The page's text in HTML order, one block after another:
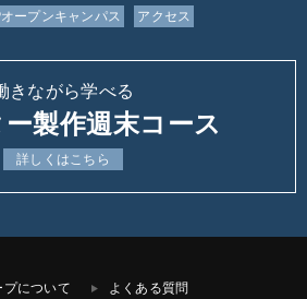
オープンキャンパス アクセス
きながら学べる
ー製作週末コース
詳しくはこちら
プについて よくある質問